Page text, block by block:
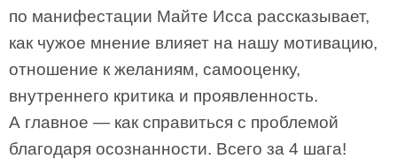
по манифестации Майте Исса рассказывает,
как чужое мнение влияет на нашу мотивацию,
отношение к желаниям, самооценку,
внутреннего критика и проявленность.
А главное — как справиться с проблемой
благодаря осознанности. Всего за 4 шага!